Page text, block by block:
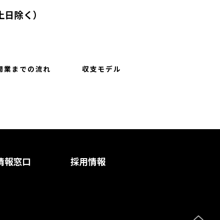
除く）
業までの流れ 収支モデル
報窓口 採用情報